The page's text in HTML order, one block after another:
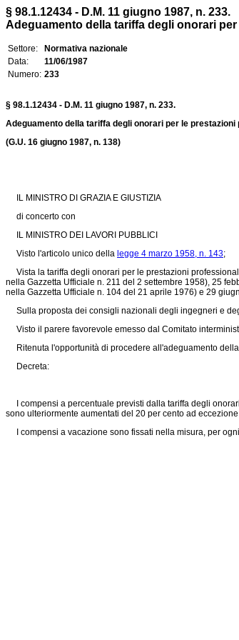
§ 98.1.12434 - D.M. 11 giugno 1987, n. 233.
Adeguamento della tariffa degli onorari
Settore:
Normativa nazionale
Data:
11/06/1987
Numero: 233
§ 98.1.12434 - D.M. 11 giugno 1987, n. 233.
Adeguamento della tariffa degli onorari per le
(G.U. 16 giugno 1987, n. 138)
IL MINISTRO DI GRAZIA E GIUSTIZIA
di concerto con
IL MINISTRO DEI LAVORI PUBBLICI
Visto l'articolo unico della legge 4 marzo 1958, n. 143;
Vista la tariffa degli onorari per le prestazioni
nella Gazzetta Ufficiale n. 211 del 2 settembre 1958), 25
nella Gazzetta Ufficiale n. 104 del 21 aprile 1976) e 29
Sulla proposta dei consigli nazionali degli ingegneri e
Visto il parere favorevole emesso dal Comitato
Ritenuta l'opportunità di procedere all'adeguamento
Decreta:
I compensi a percentuale previsti dalla tariffa degli
sono ulteriormente aumentati del 20 per cento ad
I compensi a vacazione sono fissati nella misura, per